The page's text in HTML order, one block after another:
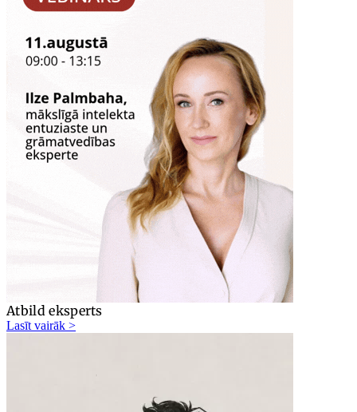
Atbild eksperts
Lasīt vairāk >